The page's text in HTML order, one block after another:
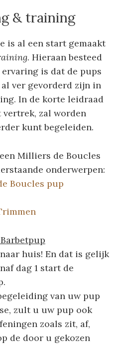
& training
is al een start gemaakt
. Hieraan besteed
is dat de pups
ver gevorderd zijn in
In de korte leidraad
zal worden
kunt begeleiden.
Milliers de Boucles
onderwerpen:
Boucles pup
huis! En dat is gelijk
dag 1 start de
van uw pup
zult u uw pup ook
zoals zit, af,
de door u gekozen